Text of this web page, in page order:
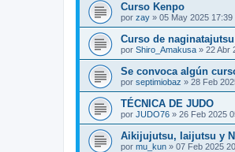
Curso Kenpo
por zay » 05 May 2025 17:39
Curso de
por Shiro_Amakusa » 22 Abr
Se convoca algún
por septimiobaz » 28 Feb
TÉCNICA DE JUDO
por JUDO76 » 26 Feb 2025
Aikijujutsu, Iaijutsu y
por mu_kun » 07 Feb 2025